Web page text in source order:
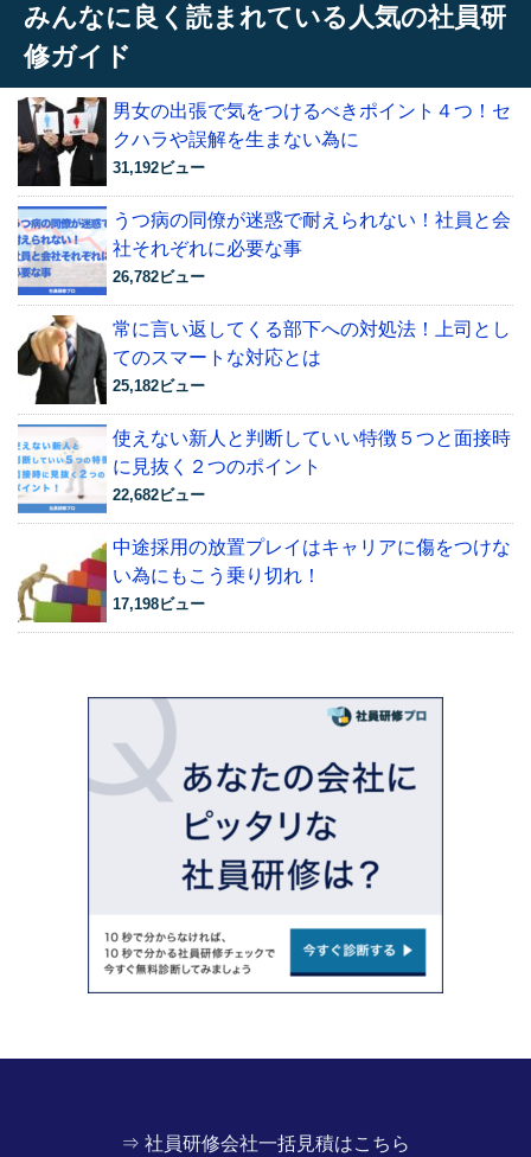
みんなに良く読まれている人気の社員研
修ガイド
男女の出張で気をつけるべきポイント４つ！セ
クハラや誤解を生まない為に
31,192ビュー
うつ病の同僚が迷惑で耐えられない！社員と会
社それぞれに必要な事
26,782ビュー
常に言い返してくる部下への対処法！上司とし
てのスマートな対応とは
25,182ビュー
使えない新人と判断していい特徴５つと面接時
に見抜く２つのポイント
22,682ビュー
中途採用の放置プレイはキャリアに傷をつけな
い為にもこう乗り切れ！
17,198ビュー
⇒ 社員研修会社一括見積はこちら